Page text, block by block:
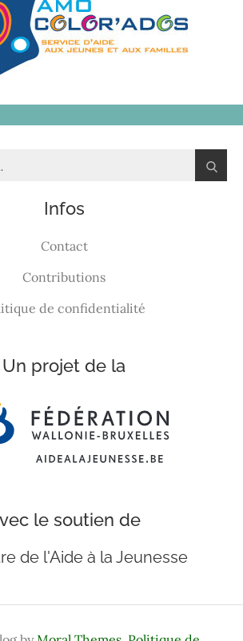
Infos
Contact
Contributions
de confidentialité
Un projet de la
le soutien de
de l'Aide à la Jeunesse